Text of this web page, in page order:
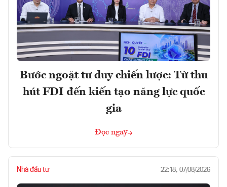
Bước ngoặt tư duy chiến lược: Từ thu
hút FDI đến kiến tạo năng lực quốc
gia
Đọc ngay
Nhà đầu tư 22:18, 07/08/2026